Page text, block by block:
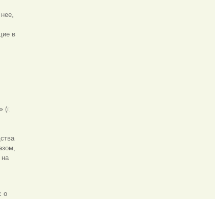
в
(г.
на
о